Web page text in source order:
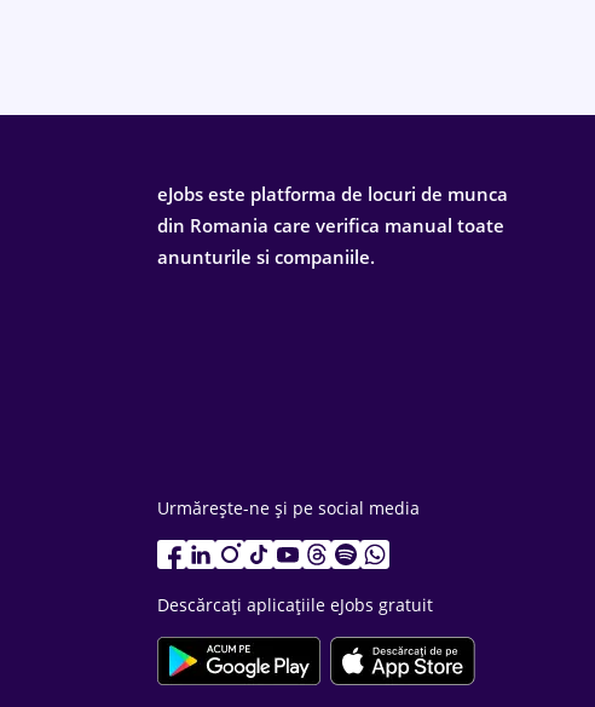
eJobs este platforma de locuri de munca
din Romania care verifica manual toate
anunturile si companiile.
Urmărește-ne și pe social media
Descărcați aplicațiile eJobs gratuit